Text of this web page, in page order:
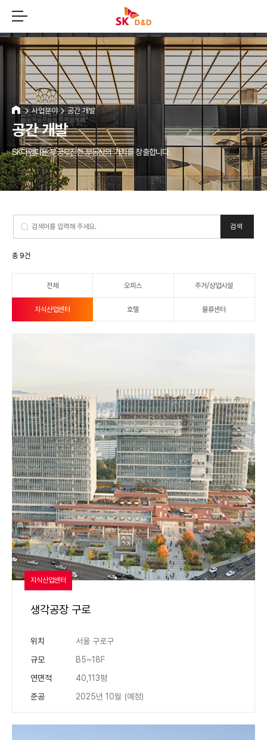
SK
D&D
로
고
고객문의
FAQ
SK디앤디 윤리경영
SK윤리경영제보
개인정보처리방침
이메일무단수집거부
홈 사업분야 공간 개발
공간 개발
SK디앤디는 무궁무진한 부동산의 가치를 창출합니다.
검색
총 9건
전체 오피스 주거/상업시설
지식산업센터 호텔 물류센터
지식산업센터
생각공장 구로
위치
서울 구로구
규모
B5~18F
연면적
40,113평
준공
2025년 10월 (예정)